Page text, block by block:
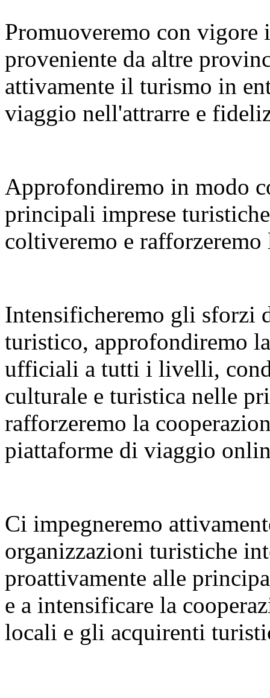
Promuoveremo con
proveniente da altre
attivamente il turismo in
viaggio nell'attrarre e
Approfondiremo in modo
principali imprese
coltiveremo e
Intensificheremo gli sforzi
turistico, approfondiremo
ufficiali a tutti i livelli,
culturale e turistica nelle
rafforzeremo la
piattaforme di viaggio
Ci impegneremo
organizzazioni turistiche
proattivamente alle
e a intensificare la
locali e gli acquirenti